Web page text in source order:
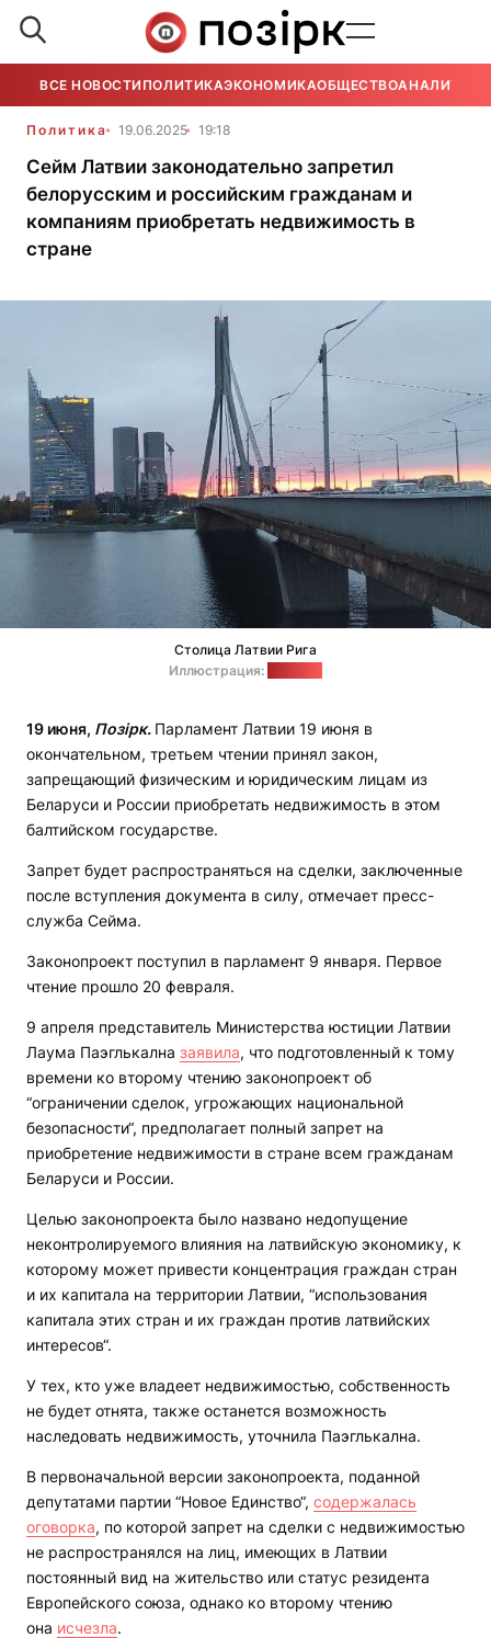
ВСЕ НОВОСТИ ПОЛИТИКАЭКОНОМИКАОБЩЕСТВОАНАЛИТИКА
Политика 19.06.2025 19:18
Сейм Латвии законодательно запретил
белорусским и российским гражданам и
компаниям приобретать недвижимость в
стране
Столица Латвии Рига
Иллюстрация:
19 июня, Позірк. Парламент Латвии 19 июня в
окончательном, третьем чтении принял закон,
запрещающий физическим и юридическим лицам из
Беларуси и России приобретать недвижимость в этом
балтийском государстве.
Запрет будет распространяться на сделки, заключенные
после вступления документа в силу, отмечает пресс-
служба Сейма.
Законопроект поступил в парламент 9 января. Первое
чтение прошло 20 февраля.
9 апреля представитель Министерства юстиции Латвии
Лаума Паэглькална заявила, что подготовленный к тому
времени ко второму чтению законопроект об
“ограничении сделок, угрожающих национальной
безопасности“, предполагает полный запрет на
приобретение недвижимости в стране всем гражданам
Беларуси и России.
Целью законопроекта было названо недопущение
неконтролируемого влияния на латвийскую экономику, к
которому может привести концентрация граждан стран
и их капитала на территории Латвии, “использования
капитала этих стран и их граждан против латвийских
интересов“.
У тех, кто уже владеет недвижимостью, собственность
не будет отнята, также останется возможность
наследовать недвижимость, уточнила Паэглькална.
В первоначальной версии законопроекта, поданной
депутатами партии “Новое Единство“, содержалась
оговорка, по которой запрет на сделки с недвижимостью
не распространялся на лиц, имеющих в Латвии
постоянный вид на жительство или статус резидента
Европейского союза, однако ко второму чтению
она исчезла.